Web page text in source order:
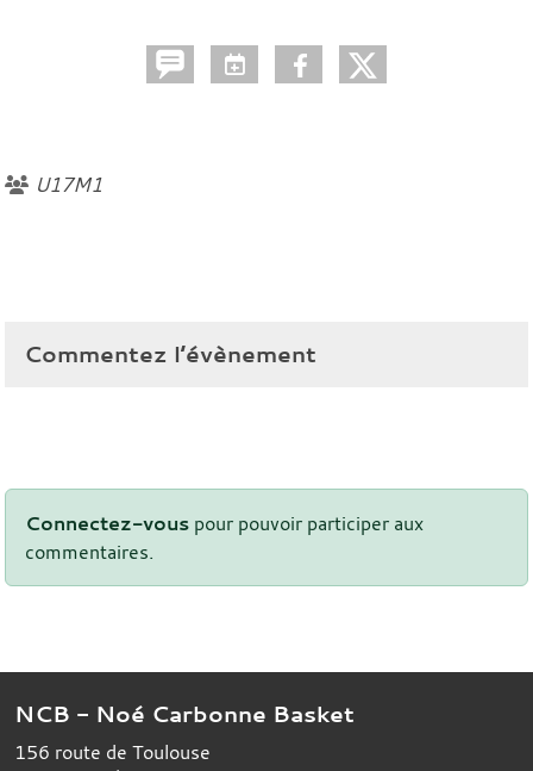
U17M1
Commentez l’évènement
Connectez-vous pour pouvoir participer aux
commentaires.
NCB - Noé Carbonne Basket
156 route de Toulouse